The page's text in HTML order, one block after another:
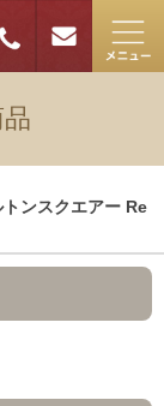
ンスクエアー Re